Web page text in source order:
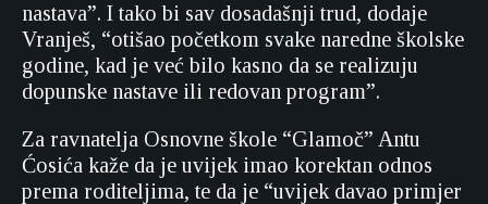
nastava”. I tako bi sav dosadašnji trud, dodaje
Vranješ, “otišao početkom svake naredne školske
godine, kad je već bilo kasno da se realizuju
dopunske nastave ili redovan program”.
Za ravnatelja Osnovne škole “Glamoč” Antu
Ćosića kaže da je uvijek imao korektan odnos
prema roditeljima, te da je “uvijek davao primjer